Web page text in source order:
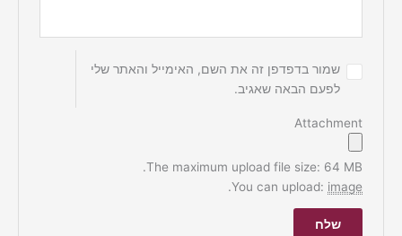
שמור בדפדפן זה את השם, האימייל והאתר שלי
לפעם הבאה שאגיב.
Attachment
The maximum upload file size: 64 MB.
You can upload: image
.